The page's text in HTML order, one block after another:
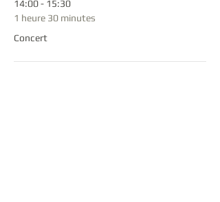
14:00 - 15:30
1 heure 30 minutes
Concert